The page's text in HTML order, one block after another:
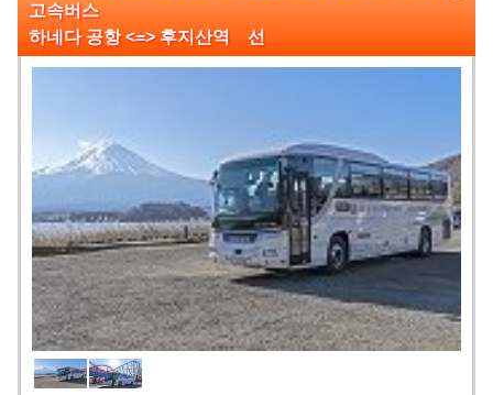
고속버스
하네다 공항 <=> 후지산역 선